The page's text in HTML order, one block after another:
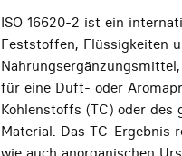
ISO 16620-2 ist ein
Feststoffen, Flüssigkeiten
für eine Duft- oder
Kohlenstoffs (TC) oder des
Material. Das TC-Ergebnis
wie auch anorganischen